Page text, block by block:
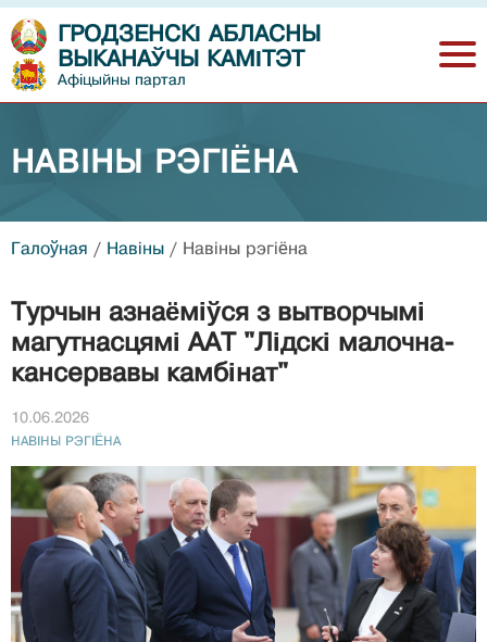
ГРОДЗЕНСКІ АБЛАСНЫ
ВЫКАНАЎЧЫ КАМІТЭТ
Афіцыйны партал
НАВIНЫ РЭГIЁНА
Галоўная / Навiны / Навiны рэгiёна
Турчын азнаёміўся з вытворчымі
магутнасцямі ААТ "Лідскі малочна-
кансервавы камбінат"
10.06.2026
НАВIНЫ РЭГIЁНА